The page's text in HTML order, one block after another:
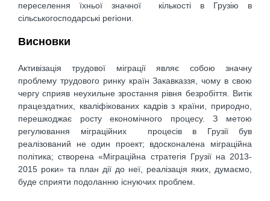
переселення їхньої значної кількості в Грузію в
сільськогосподарські регіони.
Висновки
Активізація трудової міграції являє собою значну
проблему трудового ринку країн Закавказзя, чому в свою
чергу сприяв неухильне зростання рівня безробіття. Витік
працездатних, кваліфікованих кадрів з країни, природно,
перешкоджає росту економічного процесу. З метою
регулювання міграційних процесів в Грузії був
реалізований не один проект; вдосконалена міграційна
політика; створена «Міграційна стратегія Грузії на 2013-
2015 роки» та план дії до неї, реалізація яких, думаємо,
буде сприяти подоланню існуючих проблем.